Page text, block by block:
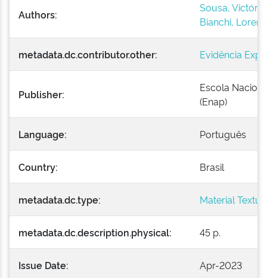
Authors:
Sousa,
Bianchi,
metadata.dc.contributor.other: Evidência
Publisher:
Escola
(Enap)
Language: Português
Country: Brasil
metadata.dc.type: Material
metadata.dc.description.physical: 45 p.
Issue Date: Apr-2023